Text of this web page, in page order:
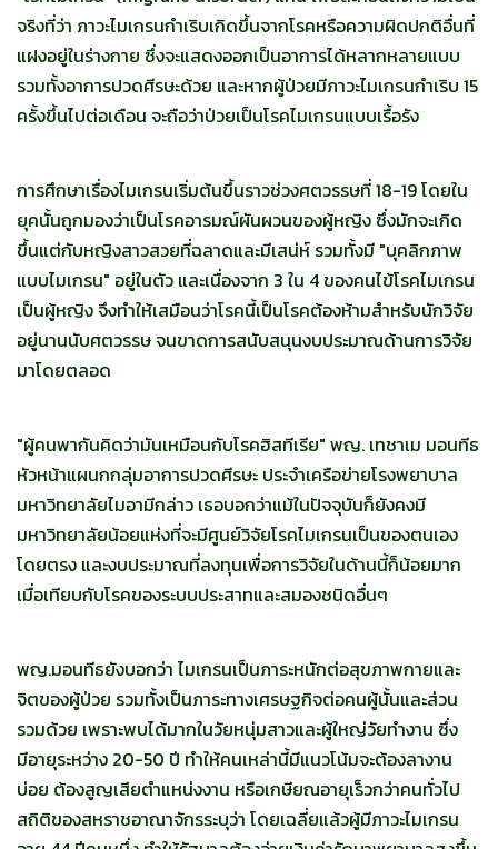
จริงที่ว่า ภาวะไมเกรนกำเริบเกิดขึ้นจากโรคหรือความผิดปกติอื่นที่
แฝงอยู่ในร่างกาย ซึ่งจะแสดงออกเป็นอาการได้หลากหลายแบบ
รวมทั้งอาการปวดศีรษะด้วย และหากผู้ป่วยมีภาวะไมเกรนกำเริบ 15
ครั้งขึ้นไปต่อเดือน จะถือว่าป่วยเป็นโรคไมเกรนแบบเรื้อรัง
การศึกษาเรื่องไมเกรนเริ่มต้นขึ้นราวช่วงศตวรรษที่ 18-19 โดยใน
ยุคนั้นถูกมองว่าเป็นโรคอารมณ์ผันผวนของผู้หญิง ซึ่งมักจะเกิด
ขึ้นแต่กับหญิงสาวสวยที่ฉลาดและมีเสน่ห์ รวมทั้งมี "บุคลิกภาพ
แบบไมเกรน" อยู่ในตัว และเนื่องจาก 3 ใน 4 ของคนไข้โรคไมเกรน
เป็นผู้หญิง จึงทำให้เสมือนว่าโรคนี้เป็นโรคต้องห้ามสำหรับนักวิจัย
อยู่นานนับศตวรรษ จนขาดการสนับสนุนงบประมาณด้านการวิจัย
มาโดยตลอด
"ผู้คนพากันคิดว่ามันเหมือนกับโรคฮิสทีเรีย" พญ. เทชาเม มอนทีธ
หัวหน้าแผนกกลุ่มอาการปวดศีรษะ ประจำเครือข่ายโรงพยาบาล
มหาวิทยาลัยไมอามีกล่าว เธอบอกว่าแม้ในปัจจุบันก็ยังคงมี
มหาวิทยาลัยน้อยแห่งที่จะมีศูนย์วิจัยโรคไมเกรนเป็นของตนเอง
โดยตรง และงบประมาณที่ลงทุนเพื่อการวิจัยในด้านนี้ก็น้อยมาก
เมื่อเทียบกับโรคของระบบประสาทและสมองชนิดอื่นๆ
พญ.มอนทีธยังบอกว่า ไมเกรนเป็นภาระหนักต่อสุขภาพกายและ
จิตของผู้ป่วย รวมทั้งเป็นภาระทางเศรษฐกิจต่อคนผู้นั้นและส่วน
รวมด้วย เพราะพบได้มากในวัยหนุ่มสาวและผู้ใหญ่วัยทำงาน ซึ่ง
มีอายุระหว่าง 20-50 ปี ทำให้คนเหล่านี้มีแนวโน้มจะต้องลางาน
บ่อย ต้องสูญเสียตำแหน่งงาน หรือเกษียณอายุเร็วกว่าคนทั่วไป
สถิติของสหราชอาณาจักรระบุว่า โดยเฉลี่ยแล้วผู้มีภาวะไมเกรน